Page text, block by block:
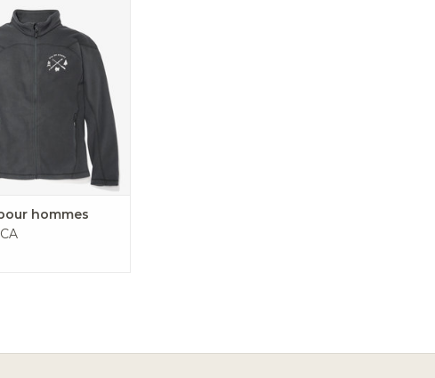
Polar molletonné
AU PANIER
hommes